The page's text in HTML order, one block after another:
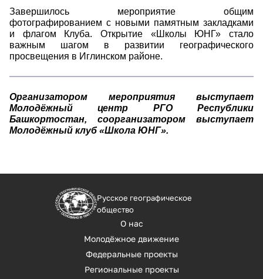
Завершилось мероприятие общим
фотографированием с новыми памятным закладками
и флагом Клуба. Открытие «Школы ЮНГ» стало
важным шагом в развитии географического
просвещения в Иглинском районе.
Организатором мероприятия выступает
Молодёжный центр РГО Республики
Башкортостан, соорганизатором выступает
Молодёжный клуб «Школа ЮНГ».
Русское географическое
общество
О нас
Молодёжное движение
Федеральные проекты
Региональные проекты